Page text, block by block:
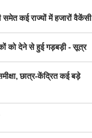
कई राज्यों में हजारों वैकेंसी
को देने से हुई गड़बड़ी - सूत्र
छात्र-केंद्रित कई बड़े